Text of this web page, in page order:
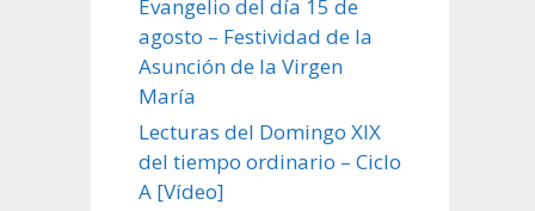
Evangelio del día 15 de
agosto – Festividad de la
Asunción de la Virgen
María
Lecturas del Domingo XIX
del tiempo ordinario – Ciclo
A [Vídeo]